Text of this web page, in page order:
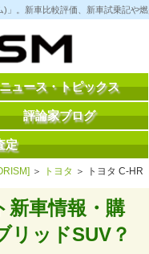
」。新車比較評価、新車試乗記や
ニュース・トピックス
評論家ブログ
定
＞ トヨタ ＞ トヨタ C-HR
新車情報・購
リッドSUV？